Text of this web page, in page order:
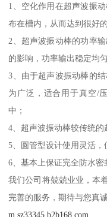
1、空化作用在超声波振
布在槽内，从而达到很好
2、超声波振动棒的功率
的影响，功率输出稳定均匀
3、由于超声波振动棒的
为广泛，适合用于真空/
中；
4、超声波振动棒较传统的
5、圆管型设计使用灵活，
6、基本上保证完全防水密
我们公司将兢兢业业，本
完善的服务，期待与您真
m.sz33345.b2b168.com